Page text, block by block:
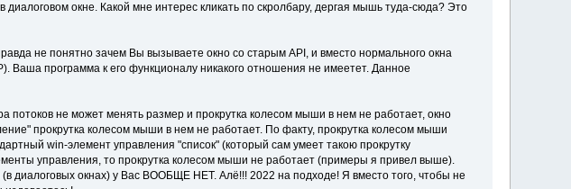
окне. Какой мне интерес кликать по скролбару, дергая мышь туда-сюда? Это
не понятно зачем Вы вызываете окно со старым API, и вместо нормального окна
Ваша программа к его функционалу никакого отношения не имеетет. Данное
не может менять размер и прокрутка колесом мыши в нем не работает, окно
прокрутка колесом мыши в нем не работает. По факту, прокрутка колесом мыши
win-элемент управления "список" (который сам умеет такою прокрутку
управления, то прокрутка колесом мыши не работает (примеры я привел выше).
диалоговых окнах) у Вас ВООБЩЕ НЕТ. Алё!!! 2022 на подходе! Я вместо того, чтобы не